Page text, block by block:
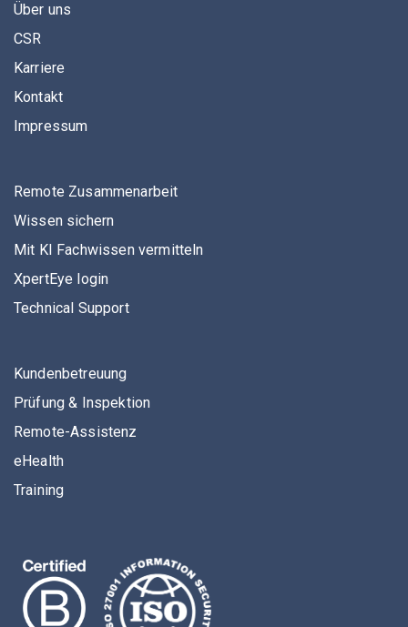
Über uns
CSR
Karriere
Kontakt
Impressum
Remote Zusammenarbeit
Wissen sichern
Mit KI Fachwissen vermitteln
XpertEye login
Technical Support
Kundenbetreuung
Prüfung & Inspektion
Remote-Assistenz
eHealth
Training